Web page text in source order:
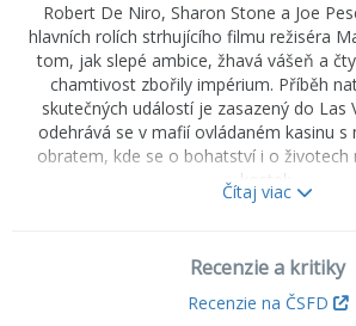
Robert De Niro, Sharon Stone a Joe
hlavních rolích strhujícího filmu režiséra
tom, jak slepé ambice, žhavá vášeň a
chamtivost zbořily impérium. Příběh
skutečných událostí je zasazený do Las
odehrává se v mafií ovládaném kasinu
obratem, kde se o bohatství i o životech
kostek.
Bonusy
Vynechané scény
Vegas a mafie
Čítaj viac
Recenzie a kritiky
Recenzie na ČSFD